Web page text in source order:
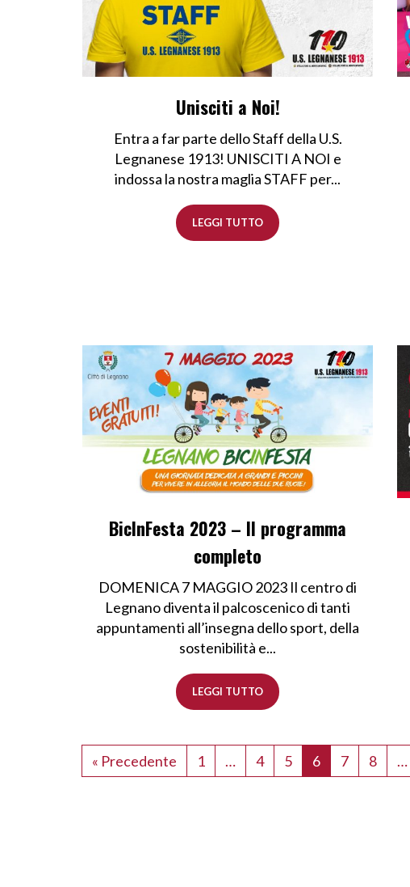
Unisciti a Noi!
Entra a far parte dello Staff della U.S.
Legnanese 1913! UNISCITI A NOI e
indossa la nostra maglia STAFF per...
LEGGI TUTTO
BicInFesta 2023 – Il programma
completo
DOMENICA 7 MAGGIO 2023 Il centro di
Legnano diventa il palcoscenico di tanti
appuntamenti all’insegna dello sport, della
sostenibilità e...
LEGGI TUTTO
« Precedente 1 … 4 5 6 7 8 …